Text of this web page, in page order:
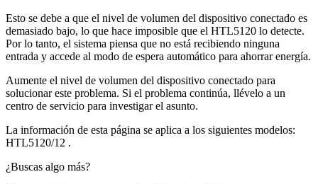
Esto se debe a que el nivel de volumen del dispositivo conectado es
demasiado bajo, lo que hace imposible que el HTL5120 lo detecte.
Por lo tanto, el sistema piensa que no está recibiendo ninguna
entrada y accede al modo de espera automático para ahorrar energía.
Aumente el nivel de volumen del dispositivo conectado para
solucionar este problema. Si el problema continúa, llévelo a un
centro de servicio para investigar el asunto.
La información de esta página se aplica a los siguientes modelos:
HTL5120/12 .
¿Buscas algo más?